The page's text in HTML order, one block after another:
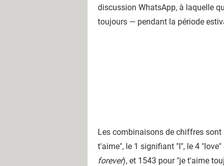
discussion WhatsApp, à laquelle
toujours — pendant la période
Les combinaisons de chiffres sont
t'aime", le 1 signifiant "I", le 4
forever), et 1543 pour "je t'aime